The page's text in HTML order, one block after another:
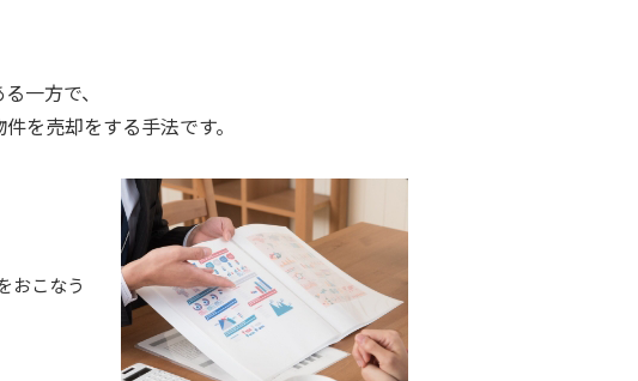
一方で、
を売却をする手法です。
おこなう